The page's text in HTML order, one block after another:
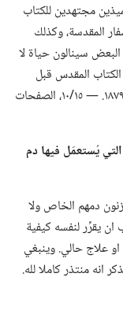
مجتهدين للكتاب
المقدسة،‏ وكذلك
سينالون حياة لا
المقدس قبل
تشارلز تاز رصل الذي بدأ بإصدار هذه المجلة سنة ١٨٧٩.‏ —‏ ١٥/‏١٠،‏ الصفحات
يُستعمَل فيها دم
دمهم الخاص ولا
يقرِّر لنفسه كيفية
علاج حالي.‏ وينبغي
انه منتذر كاملا لله.‏